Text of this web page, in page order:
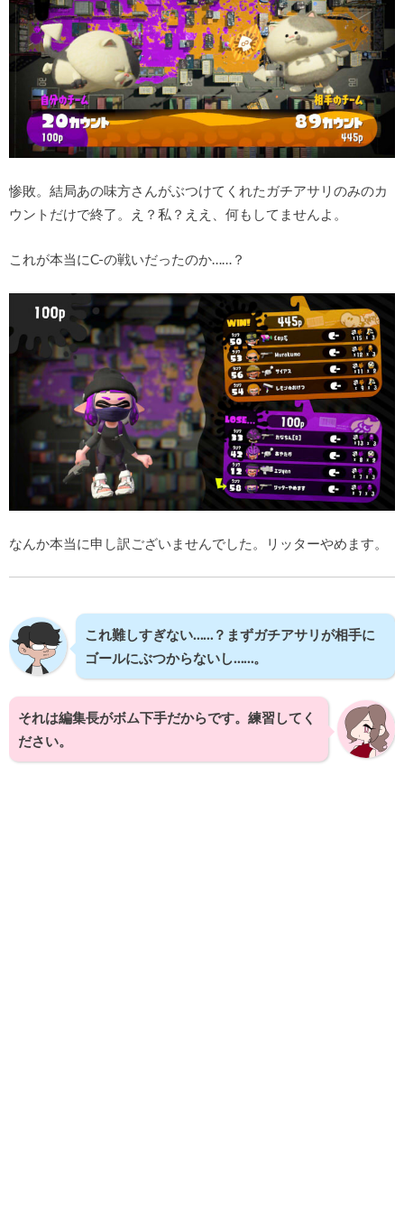
惨敗。結局あの味方さんがぶつけてくれたガチアサリのみのカ
ウントだけで終了。え？私？ええ、何もしてませんよ。
これが本当にC-の戦いだったのか……？
なんか本当に申し訳ございませんでした。リッターやめます。
これ難しすぎない……？まずガチアサリが相手に
ゴールにぶつからないし……。
それは編集長がボム下手だからです。練習してく
ださい。